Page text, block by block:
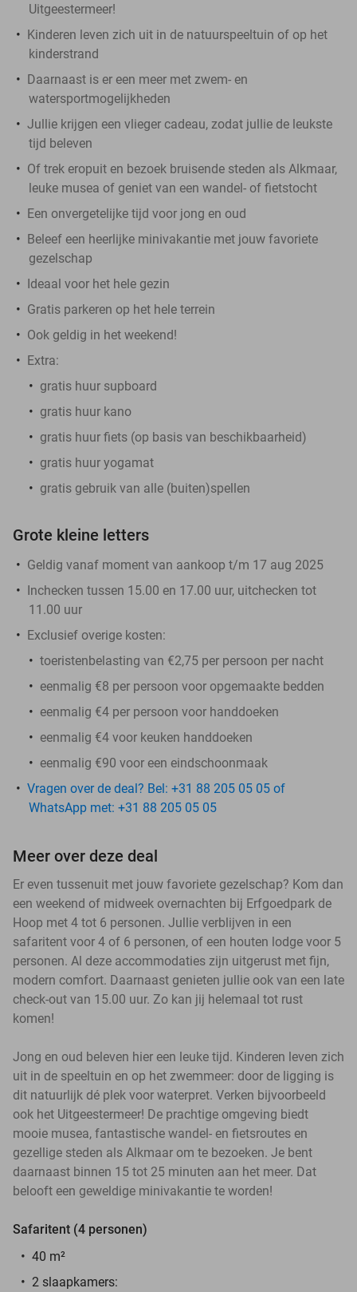
Uitgeestermeer!
Kinderen leven zich uit in de natuurspeeltuin of op het
kinderstrand
Daarnaast is er een meer met zwem- en
watersportmogelijkheden
Jullie krijgen een vlieger cadeau, zodat jullie de leukste
tijd beleven
Of trek eropuit en bezoek bruisende steden als Alkmaar,
leuke musea of geniet van een wandel- of fietstocht
Een onvergetelijke tijd voor jong en oud
Beleef een heerlijke minivakantie met jouw favoriete
gezelschap
Ideaal voor het hele gezin
Gratis parkeren op het hele terrein
Ook geldig in het weekend!
Extra:
gratis huur supboard
gratis huur kano
gratis huur fiets (op basis van beschikbaarheid)
gratis huur yogamat
gratis gebruik van alle (buiten)spellen
Grote kleine letters
Geldig vanaf moment van aankoop t/m 17 aug 2025
Inchecken tussen 15.00 en 17.00 uur, uitchecken tot
11.00 uur
Exclusief overige kosten:
toeristenbelasting van €2,75 per persoon per nacht
eenmalig €8 per persoon voor opgemaakte bedden
eenmalig €4 per persoon voor handdoeken
eenmalig €4 voor keuken handdoeken
eenmalig €90 voor een eindschoonmaak
Vragen over de deal? Bel: +31 88 205 05 05 of
WhatsApp met: +31 88 205 05 05
Meer over deze deal
Er even tussenuit met jouw favoriete gezelschap? Kom dan
een weekend of midweek overnachten bij Erfgoedpark de
Hoop met 4 tot 6 personen. Jullie verblijven in een
safaritent voor 4 of 6 personen, of een houten lodge voor 5
personen. Al deze accommodaties zijn uitgerust met fijn,
modern comfort. Daarnaast genieten jullie ook van een late
check-out van 15.00 uur. Zo kan jij helemaal tot rust
komen!
Jong en oud beleven hier een leuke tijd. Kinderen leven zich
uit in de speeltuin en op het zwemmeer: door de ligging is
dit natuurlijk dé plek voor waterpret. Verken bijvoorbeeld
ook het Uitgeestermeer! De prachtige omgeving biedt
mooie musea, fantastische wandel- en fietsroutes en
gezellige steden als Alkmaar om te bezoeken. Je bent
daarnaast binnen 15 tot 25 minuten aan het meer. Dat
belooft een geweldige minivakantie te worden!
Safaritent (4 personen)
40 m²
2 slaapkamers: